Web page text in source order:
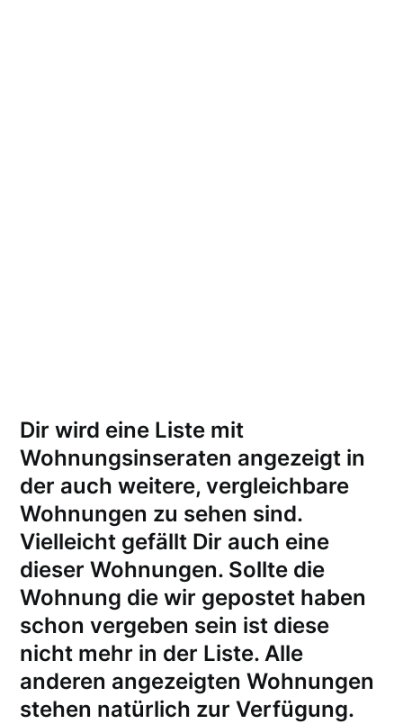
Dir wird eine Liste mit
Wohnungsinseraten angezeigt in
der auch weitere, vergleichbare
Wohnungen zu sehen sind.
Vielleicht gefällt Dir auch eine
dieser Wohnungen. Sollte die
Wohnung die wir gepostet haben
schon vergeben sein ist diese
nicht mehr in der Liste. Alle
anderen angezeigten Wohnungen
stehen natürlich zur Verfügung.